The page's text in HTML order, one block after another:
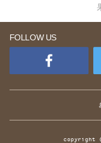
FOLLOW US
copyright